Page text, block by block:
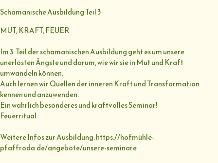
Schamanische Ausbildung Teil 3
MUT, KRAFT, FEUER
Im 3. Teil der schamanischen Ausbildung geht es um unsere
unerlösten Ängste und darum, wie wir sie in Mut und Kraft
umwandeln können.
Auch lernen wir Quellen der inneren Kraft und Transformation
kennen und anzuwenden.
Ein wahrlich besonderes und kraftvolles Seminar!
Feuerritual
Weitere Infos zur Ausbildung: https://hofmühle-
pfaffroda.de/angebote/unsere-seminare